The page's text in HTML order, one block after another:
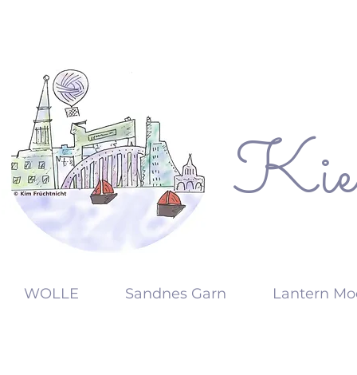
KW
WOLLE Sandnes Garn Lantern